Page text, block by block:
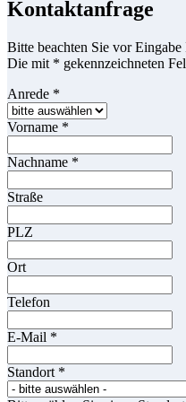
Kontaktanfrage
Bitte beachten Sie vor Eingabe
Die mit * gekennzeichneten
Anrede *
Vorname *
Nachname *
Straße
PLZ
Ort
Telefon
E-Mail *
Standort *